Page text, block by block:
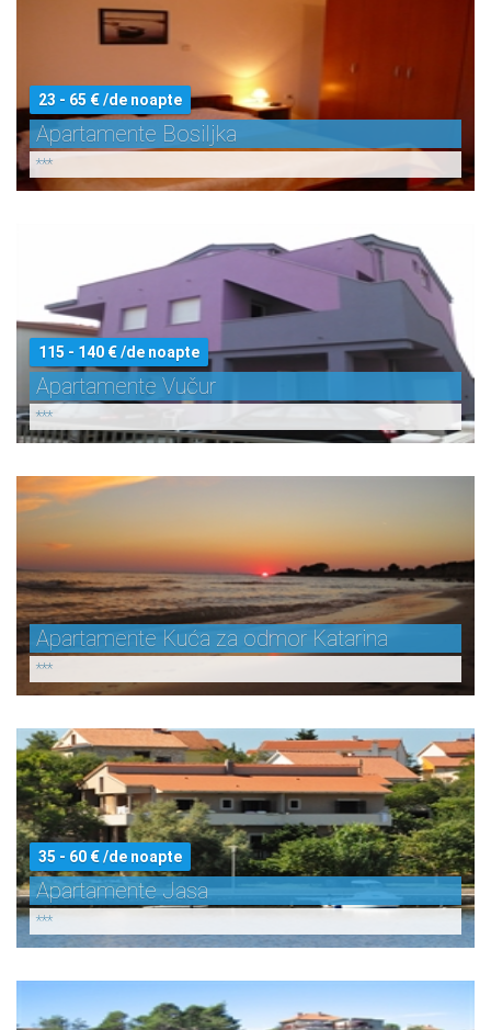
23 - 65 € /de noapte
Apartamente Bosiljka
***
115 - 140 € /de noapte
Apartamente Vučur
***
Apartamente Kuća za odmor Katarina
***
35 - 60 € /de noapte
Apartamente Jasa
***